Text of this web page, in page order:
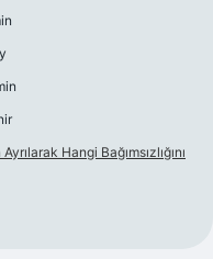
Hangi Bağımsızlığını